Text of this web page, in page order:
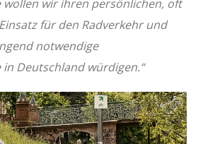
wollen wir ihren persönlichen, oft
für den Radverkehr und
notwendige
Deutschland würdigen.“